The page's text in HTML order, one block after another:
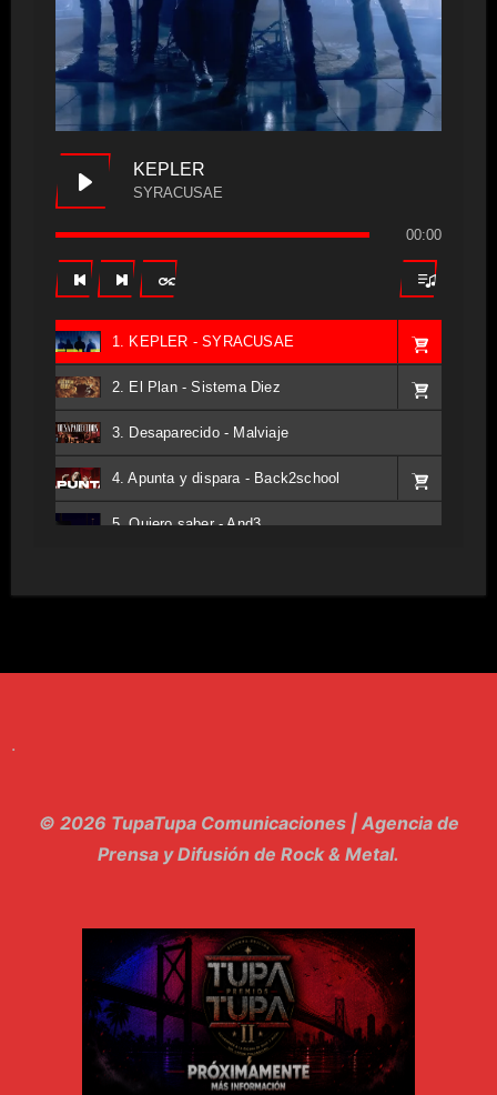
KEPLER
SYRACUSAE
00:00
1. KEPLER - SYRACUSAE
2. El Plan - Sistema Diez
3. Desaparecido - Malviaje
4. Apunta y dispara - Back2school
5. Quiero saber - And3
14. Llanto en el Cielo - Carmaleon
15. Pachakuti - Pleia
16. Demuestro Mi Fe - Epidemia Rapcore
17. Kamikaze - La Pvta Electrica
.
© 2026 TupaTupa Comunicaciones | Agencia de
Prensa y Difusión de Rock & Metal.